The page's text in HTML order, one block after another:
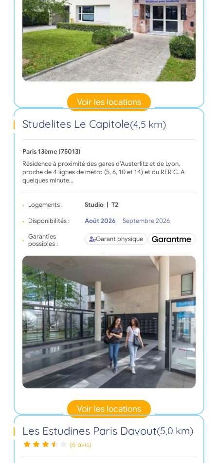
Voir les locations
Studelites Le Capitole(4,5 km)
Paris 13ème (75013)
Résidence à proximité des gares d’Austerlitz et de Lyon,
proche de 4 lignes de métro (5, 6, 10 et 14) et du RER C. A
quelques minute…
Logements : Studio T2
Disponibilités : Août 2026
Septembre 2026
Garanties
possibles :
Garant physique
Voir les locations
Les Estudines Paris Davout(5,0 km)
(6 avis)